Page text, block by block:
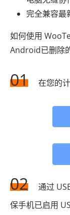
完全兼容最
如何使用
Android已删除
01 在您的
02
通过
保手机已启用